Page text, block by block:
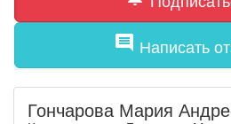
comment Написать
Гончарова Мария